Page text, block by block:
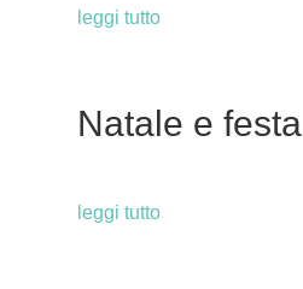
leggi tutto
Natale e festa
leggi tutto